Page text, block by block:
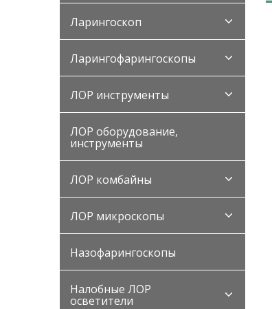
Ларингоскоп
Ларингофарингоскопы
ЛОР инструменты
ЛОР оборудование,
инструменты
ЛОР комбайны
ЛОР микроскопы
Назофарингоскопы
Налобные ЛОР
осветители